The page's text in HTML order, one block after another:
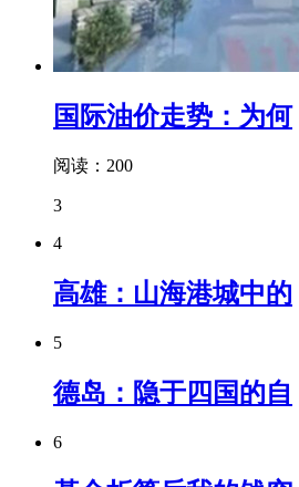
国际油价走势：为何
阅读：200
3
4
高雄：山海港城中的
5
德岛：隐于四国的自
6